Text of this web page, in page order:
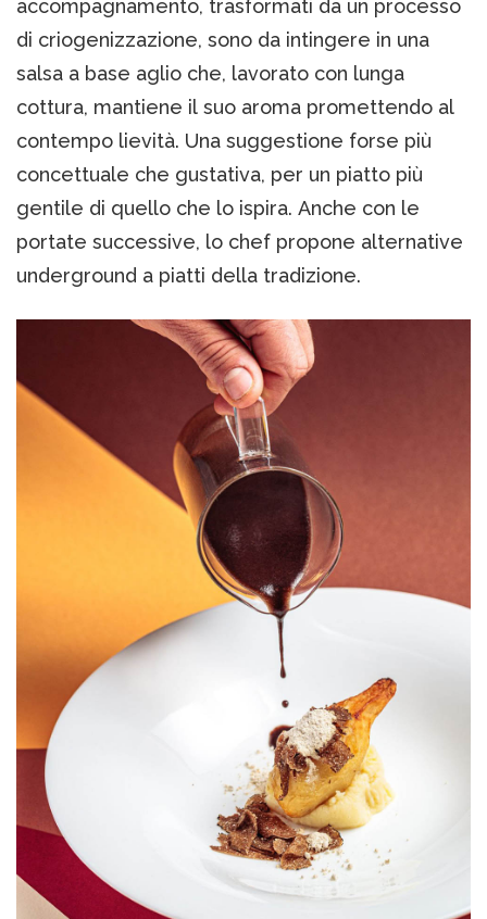
accompagnamento, trasformati da un processo
di criogenizzazione, sono da intingere in una
salsa a base aglio che, lavorato con lunga
cottura, mantiene il suo aroma promettendo al
contempo lievità. Una suggestione forse più
concettuale che gustativa, per un piatto più
gentile di quello che lo ispira. Anche con le
portate successive, lo chef propone alternative
underground a piatti della tradizione.